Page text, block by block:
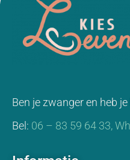
Ben je zwanger en heb
Bel: 06 – 83 59 64 33,